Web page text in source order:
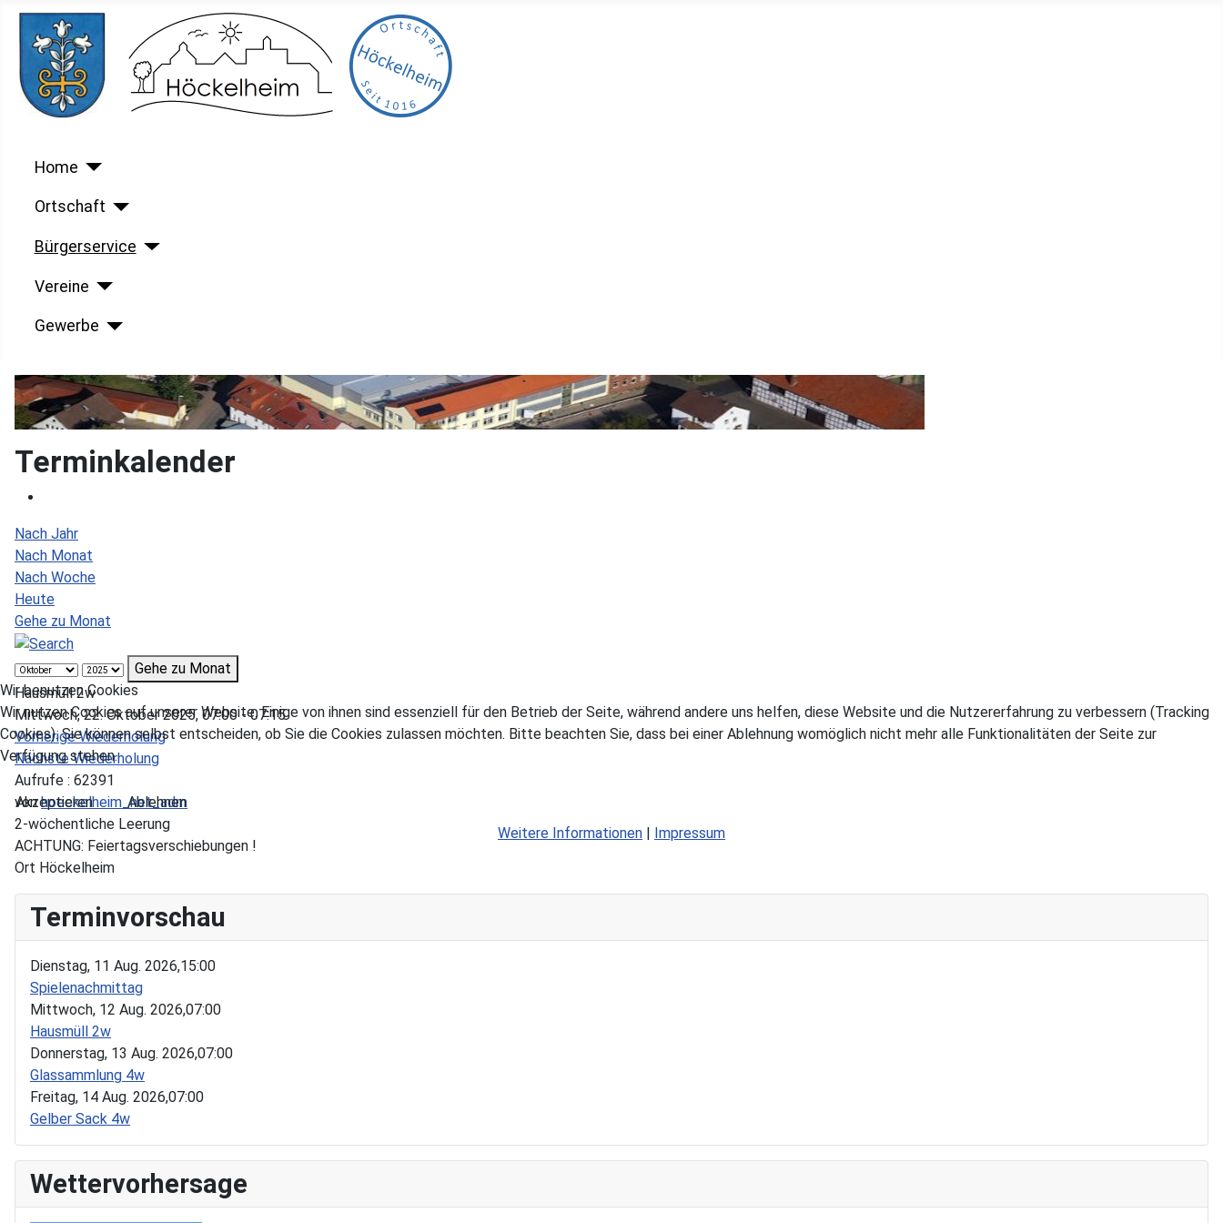
Home
Ortschaft
Bürgerservice
Vereine
Gewerbe
Terminkalender
Nach Jahr
Nach Monat
Nach Woche
Heute
Gehe zu Monat
Gehe zu Monat
Hausmüll 2w
Mittwoch, 22. Oktober 2025, 07:00 - 07:15
Vorherige Wiederholung
Nächste Wiederholung
Aufrufe : 62391
vonhoeckelheim_net_adm
2-wöchentliche Leerung
ACHTUNG: Feiertagsverschiebungen !
Ort Höckelheim
Terminvorschau
Dienstag, 11 Aug. 2026,15:00
Spielenachmittag
Mittwoch, 12 Aug. 2026,07:00
Hausmüll 2w
Donnerstag, 13 Aug. 2026,07:00
Glassammlung 4w
Freitag, 14 Aug. 2026,07:00
Gelber Sack 4w
Wettervorhersage
Wir benutzen Cookies
Wir nutzen Cookies auf unserer Website. Einige von ihnen sind essenziell für den Betrieb der Seite, während andere uns helfen, diese Website und die Nutzererfahrung zu verbessern (Tracking
Cookies). Sie können selbst entscheiden, ob Sie die Cookies zulassen möchten. Bitte beachten Sie, dass bei einer Ablehnung womöglich nicht mehr alle Funktionalitäten der Seite zur
Verfügung stehen.
Akzeptieren
Ablehnen
Weitere Informationen | Impressum